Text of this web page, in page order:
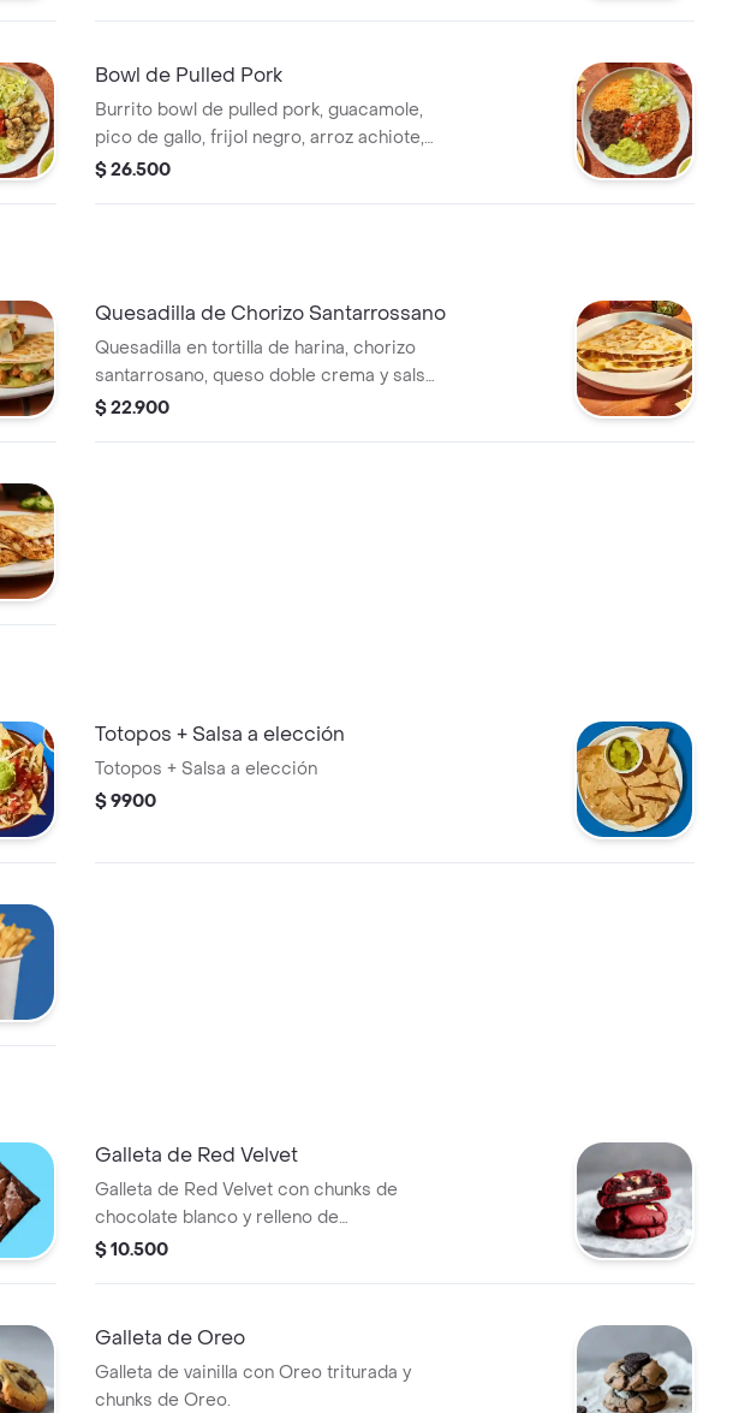
Bowl de Pulled Pork
Burrito bowl de pulled pork, guacamole,
pico de gallo, frijol negro, arroz achiote,
lechuga y salsa roja tatemada (picante
$ 26.500
Quesadilla de Chorizo Santarrossano
Quesadilla en tortilla de harina, chorizo
santarrosano, queso doble crema y salsa
verde Burritos & Co.
$ 22.900
Totopos + Salsa a elección
Totopos + Salsa a elección
$ 9900
Galleta de Red Velvet
Galleta de Red Velvet con chunks de
chocolate blanco y relleno de
Cheesecake.
$ 10.500
Galleta de Oreo
Galleta de vainilla con Oreo triturada y
chunks de Oreo.